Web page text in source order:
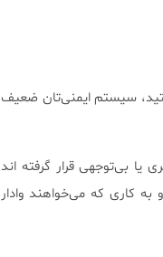
سیستم ایمنی‌تان ضعیف
بی‌توجهی قرار گرفته اند
كاری كه می‌خواهند وادار